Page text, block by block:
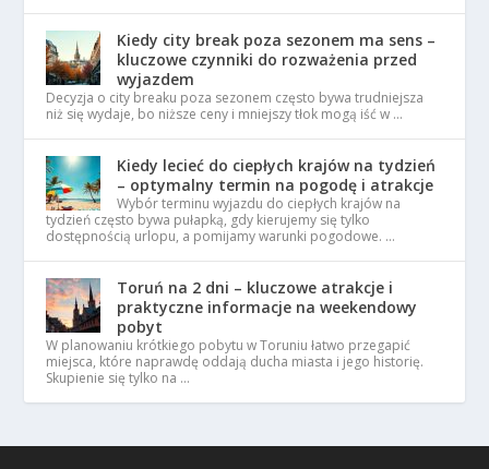
Kiedy city break poza sezonem ma sens –
kluczowe czynniki do rozważenia przed
wyjazdem
Decyzja o city breaku poza sezonem często bywa trudniejsza
niż się wydaje, bo niższe ceny i mniejszy tłok mogą iść w …
Kiedy lecieć do ciepłych krajów na tydzień
– optymalny termin na pogodę i atrakcje
Wybór terminu wyjazdu do ciepłych krajów na
tydzień często bywa pułapką, gdy kierujemy się tylko
dostępnością urlopu, a pomijamy warunki pogodowe. …
Toruń na 2 dni – kluczowe atrakcje i
praktyczne informacje na weekendowy
pobyt
W planowaniu krótkiego pobytu w Toruniu łatwo przegapić
miejsca, które naprawdę oddają ducha miasta i jego historię.
Skupienie się tylko na …